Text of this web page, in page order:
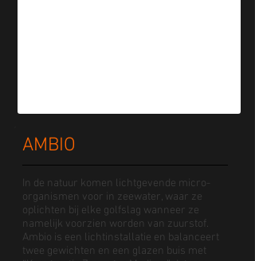
AMBIO
In de natuur komen lichtgevende micro-
organismen voor in zeewater, waar ze
oplichten bij elke golfslag wanneer ze
namelijk voorzien worden van zuurstof.
Ambio is een lichtinstallatie en balanceert
twee gewichten en een glazen buis met